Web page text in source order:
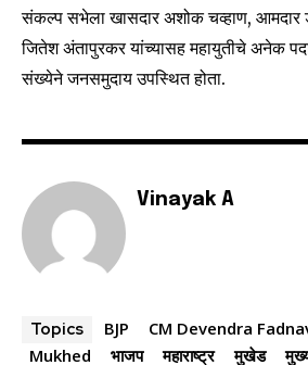
6,300
संकल्प सभेला खासदार अशोक चव्हाण, आमदार
जितेश अंतापुरकर यांच्यासह महायुतीचे अनेक
संख्येने जनसमुदाय उपस्थित होता.
Vinayak A
Topics BJP CM Devendra
Mukhed
भाजप महाराष्ट्र मुखेड